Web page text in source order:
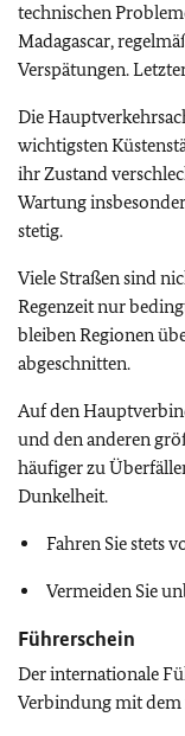
technischen
Madagascar,
Verspätungen.
Die
wichtigsten
ihr Zustand
Wartung
stetig.
Viele Straßen sind
Regenzeit nur
bleiben Regionen
abgeschnitten.
Auf den
und den anderen
häufiger zu
Dunkelheit.
Fahren Sie stets
Vermeiden Sie
Führerschein
Der internationale
Verbindung mit dem